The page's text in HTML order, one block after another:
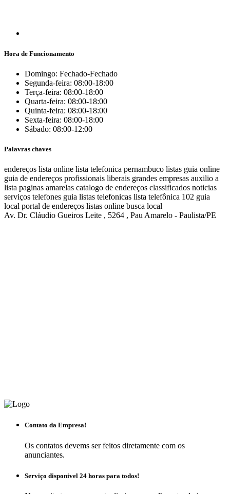
Hora de Funcionamento
Domingo: Fechado-Fechado
Segunda-feira: 08:00-18:00
Terça-feira: 08:00-18:00
Quarta-feira: 08:00-18:00
Quinta-feira: 08:00-18:00
Sexta-feira: 08:00-18:00
Sábado: 08:00-12:00
Palavras chaves
endereços lista online lista telefonica pernambuco listas guia online
guia de endereços profissionais liberais grandes empresas auxilio a
lista paginas amarelas catalogo de endereços classificados noticias
serviços telefones guia listas telefonicas lista telefônica 102 guia
local portal de endereços listas online busca local
Av. Dr. Cláudio Gueiros Leite , 5264 , Pau Amarelo - Paulista/PE
Contato da Empresa!
Os contatos devems ser feitos diretamente com os
anunciantes.
Serviço disponivel 24 horas para todos!